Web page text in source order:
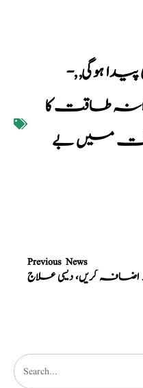
-,ہوگی,
طاقت کا
میں بے
Previous News
علاج